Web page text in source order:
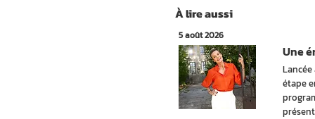
À lire aussi
5 août 2026
étape
Une